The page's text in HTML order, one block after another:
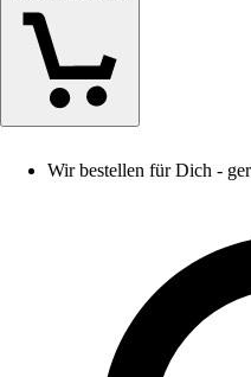
Wir bestellen für Dich -